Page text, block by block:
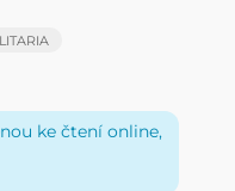
ke čtení online,